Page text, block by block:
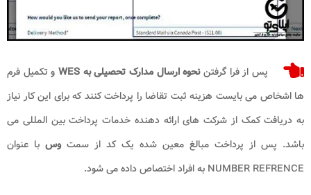
پس از فرا گرفتننحوه ارسال مدارک تحصیلی به WES
و تکمیل فرم
ها اشخاص می بایست هزینه ثبت تقاضا را پرداخت کنند که برای این کار نیاز
به دریافت کمک از شرکت های ارائه دهنده خدمات پرداخت بین المللی می
باشد. پس از پرداخت مبالغ معین شده یک کد از سمت وس با عنوان
NUMBER REFRENCE به افراد اختصاص داده می شود.